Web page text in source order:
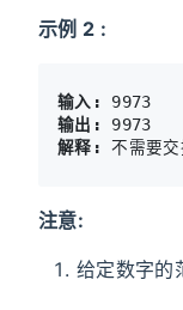
示例 2 :
输入:
输出:
解释:
注意:
给定数字的